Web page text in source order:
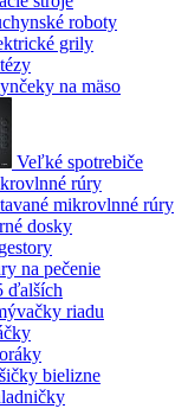
roboty
grily
na mäso
Veľké spotrebiče
rúry
mikrovlnné rúry
dosky
na pečenie
ďalších
riadu
bielizne